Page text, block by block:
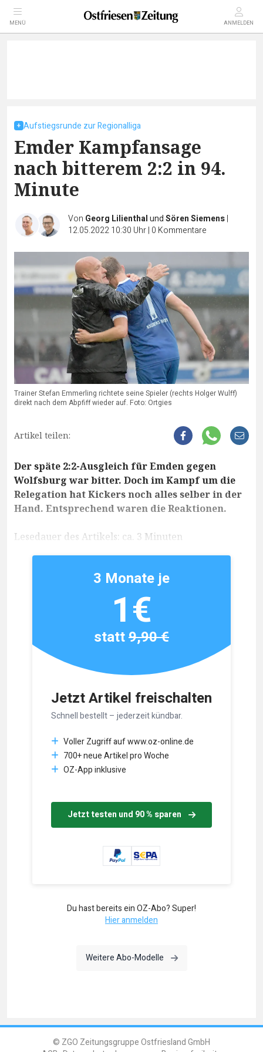
MENÜ ANMELDEN
Aufstiegsrunde zur Regionalliga
Emder Kampfansage
nach bitterem 2:2 in 94.
Minute
Von Georg LilienthalundSören Siemens|
12.05.2022 10:30 Uhr| 0 Kommentare
Trainer Stefan Emmerling richtete seine Spieler (rechts Holger Wulff)
direkt nach dem Abpfiff wieder auf. Foto: Ortgies
Artikel teilen:
Der späte 2:2-Ausgleich für Emden gegen
Wolfsburg war bitter. Doch im Kampf um die
Relegation hat Kickers noch alles selber in der
Hand. Entsprechend waren die Reaktionen.
Lesedauer des Artikels: ca. 3 Minuten
Jetzt Artikel freischalten
Schnell bestellt – jederzeit kündbar.
Voller Zugriff auf www.oz-online.de
700+ neue Artikel pro Woche
OZ-App inklusive
Jetzt testen und 90 % sparen
3 Monate je
1€
statt9,90 €
Du hast bereits ein OZ-Abo? Super!
Hier anmelden
Weitere Abo-Modelle
© ZGO Zeitungsgruppe Ostfriesland GmbH